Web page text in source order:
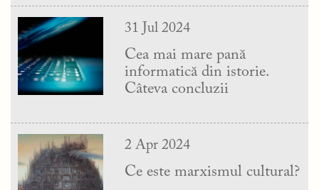
31 Jul 2024
Cea mai mare pană
informatică din istorie.
Câteva concluzii
2 Apr 2024
Ce este marxismul cultural?